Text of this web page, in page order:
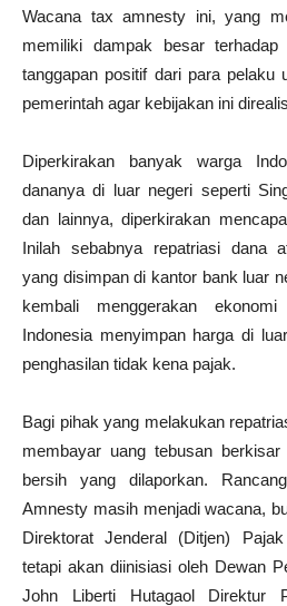
Wacana tax amnesty ini, yang
memiliki dampak besar terhadap
tanggapan positif dari para pelaku
pemerintah agar kebijakan ini
Diperkirakan banyak warga
dananya di luar negeri seperti
dan lainnya, diperkirakan
Inilah sebabnya repatriasi dana
yang disimpan di kantor bank luar
kembali menggerakan
Indonesia menyimpan harga di
penghasilan tidak kena pajak.
Bagi pihak yang melakukan
membayar uang tebusan
bersih yang dilaporkan.
Amnesty masih menjadi wacana,
Direktorat Jenderal (Ditjen)
tetapi akan diinisiasi oleh Dewan
John Liberti Hutagaol Direktur